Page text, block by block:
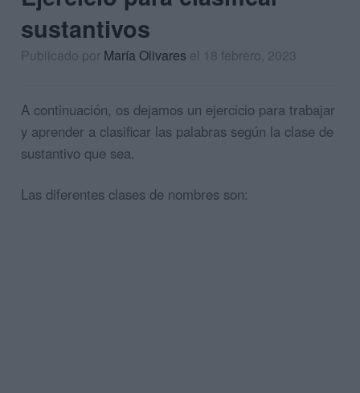
sustantivos
Publicado por María Olivares el 18 febrero, 2023
A continuación, os dejamos un ejercicio para trabajar
y aprender a clasificar las palabras según la clase de
sustantivo que sea.
Las diferentes clases de nombres son: